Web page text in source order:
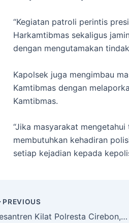
“Kegiatan patroli perintis
Harkamtibmas sekaligus
dengan mengutamakan
Kapolsek juga mengimbau
Kamtibmas dengan
Kamtibmas.
“Jika masyarakat
membutuhkan kehadiran
setiap kejadian kepada
PREVIOUS
Pesantren Kilat Polresta Cirebon, Langkah Nyata Pulihkan Anak Bangsa dari Tawuran